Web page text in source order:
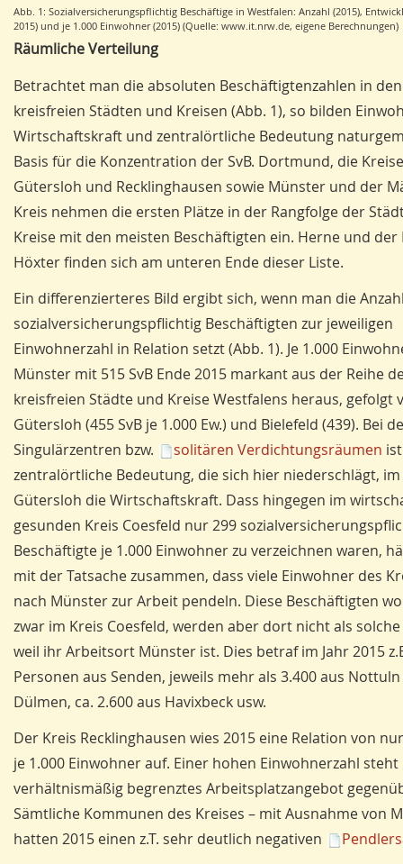
Abb. 1: Sozialversicherungspflichtig Beschäftige in Westfalen: Anzahl (2015),
2015) und je 1.000 Einwohner (2015) (Quelle: www.it.nrw.de, eigene Berechnungen)
Räumliche Verteilung
Betrachtet man die absoluten Beschäftigtenzahlen in den
kreisfreien Städten und Kreisen (Abb. 1), so bilden
Wirtschaftskraft und zentralörtliche Bedeutung
Basis für die Konzentration der SvB. Dortmund, die Kreise
Gütersloh und Recklinghausen sowie Münster und der
Kreis nehmen die ersten Plätze in der Rangfolge der
Kreise mit den meisten Beschäftigten ein. Herne und der
Höxter finden sich am unteren Ende dieser Liste.
Ein differenzierteres Bild ergibt sich, wenn man die
sozialversicherungspflichtig Beschäftigten zur jeweiligen
Einwohnerzahl in Relation setzt (Abb. 1). Je 1.000
Münster mit 515 SvB Ende 2015 markant aus der Reihe
kreisfreien Städte und Kreise Westfalens heraus, gefolgt
Gütersloh (455 SvB je 1.000 Ew.) und Bielefeld (439). Bei
Singulärzentren bzw.
solitären Verdichtungsräumen
zentralörtliche Bedeutung, die sich hier niederschlägt, im
Gütersloh die Wirtschaftskraft. Dass hingegen im
gesunden Kreis Coesfeld nur 299
Beschäftigte je 1.000 Einwohner zu verzeichnen waren,
mit der Tatsache zusammen, dass viele Einwohner des
nach Münster zur Arbeit pendeln. Diese Beschäftigten
zwar im Kreis Coesfeld, werden aber dort nicht als
weil ihr Arbeitsort Münster ist. Dies betraf im Jahr 2015
Personen aus Senden, jeweils mehr als 3.400 aus
Dülmen, ca. 2.600 aus Havixbeck usw.
Der Kreis Recklinghausen wies 2015 eine Relation von
je 1.000 Einwohner auf. Einer hohen Einwohnerzahl
verhältnismäßig begrenztes Arbeitsplatzangebot
Sämtliche Kommunen des Kreises – mit Ausnahme von
hatten 2015 einen z.T. sehr deutlich negativen